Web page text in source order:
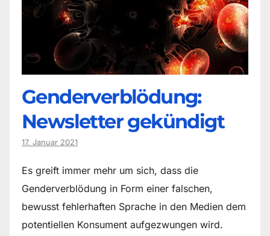
Genderverblödung:
Newsletter gekündigt
17. Januar 2021
Es greift immer mehr um sich, dass die
Genderverblödung in Form einer falschen,
bewusst fehlerhaften Sprache in den Medien dem
potentiellen Konsument aufgezwungen wird.